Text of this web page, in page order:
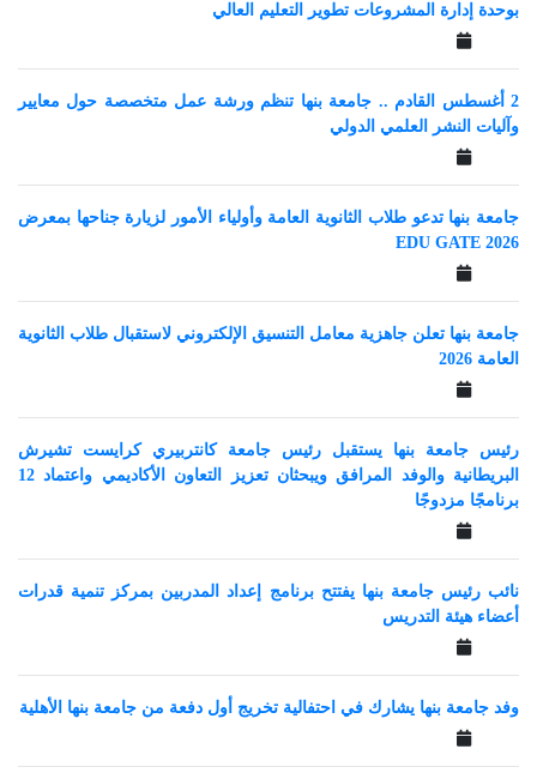
بوحدة إدارة المشروعات تطوير التعليم العالي
2 أغسطس القادم .. جامعة بنها تنظم ورشة عمل متخصصة حول معايير
وآليات النشر العلمي الدولي
جامعة بنها تدعو طلاب الثانوية العامة وأولياء الأمور لزيارة جناحها بمعرض
EDU GATE 2026
جامعة بنها تعلن جاهزية معامل التنسيق الإلكتروني لاستقبال طلاب الثانوية
العامة 2026
رئيس جامعة بنها يستقبل رئيس جامعة كانتربيري كرايست تشيرش
البريطانية والوفد المرافق ويبحثان تعزيز التعاون الأكاديمي واعتماد 12
برنامجًا مزدوجًا
نائب رئيس جامعة بنها يفتتح برنامج إعداد المدربين بمركز تنمية قدرات
أعضاء هيئة التدريس
وفد جامعة بنها يشارك في احتفالية تخريج أول دفعة من جامعة بنها الأهلية